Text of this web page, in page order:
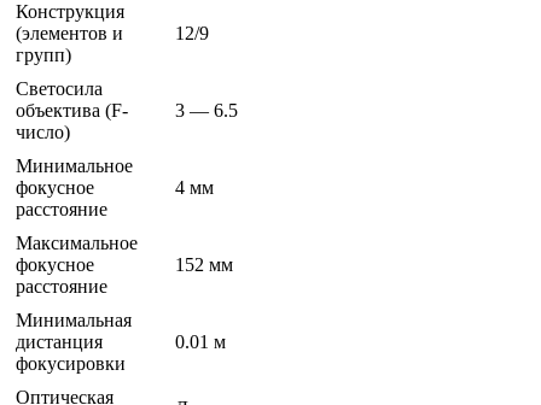
Конструкция
(элементов и
групп)
12/9
Светосила
объектива (F-
число)
3 — 6.5
Минимальное
фокусное
расстояние
4 мм
Максимальное
фокусное
расстояние
152 мм
Минимальная
дистанция
фокусировки
0.01 м
Оптическая